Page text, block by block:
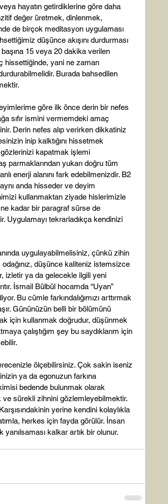
hayatın getirdiklerine göre daha
değer üretmek, dinlenmek,
de birçok meditasyon uygulaması
düşünce akışını durdurması
15 veya 20 dakika verilen
hissettiğinde, yani ne zaman
Burada bahsedilen
göre ilk önce derin bir nefes
sıfır ismini vermemdeki amaç
Derin nefes alıp verirken dikkatiniz
inip kalktığını hissetmek
kapatmak işlemi
parmaklarından yukarı doğru tüm
enerji alanını fark edebilmenizdir. B2
anda hisseder ve deyim
kullanmaktan ziyade hislerimizle
kadar bir paragraf sürse de
Uygulamayı tekrarladıkça kendinizi
uygulayabilmelisiniz, çünkü zihin
düşünce kaliteniz istemsizce
izletir ya da gelecekle ilgili yeni
İsmail Bülbül hocamda “Uyan”
Bu cümle farkındalığımızı arttırmak
Gününüzün belli bir bölümünü
için kullanmak doğrudur, düşünmek
çalıştığım şey bu saydıklarım için
ölçebilirsiniz. Çok sakin iseniz
ya da egonuzun farkına
bedende bulunmak olarak
ve sürekli zihnini gözlemleyebilmektir.
yerine kendini kolaylıkla
herkes için fayda görülür. İnsan
yanılsaması kalkar artık bir olunur.